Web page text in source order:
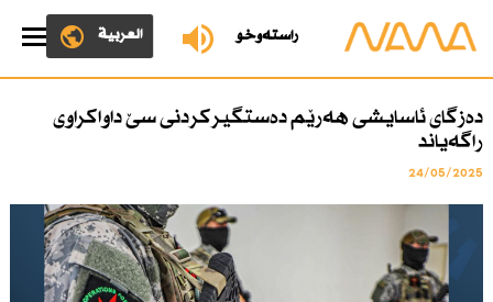
ڕاستەوخۆ العربية
دەزگای ئاسایشی هەرێم دەستگیركردنی سێ داواكراوی
راگەیاند
24/05/2025